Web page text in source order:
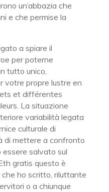
un’abbazia che
e che permise la
a spiare il
per poterne
tutto unico,
votre propre lustre en
et différentes
La situazione
variabilità legata
culturale di
di mettere a confronto
essere salvato sul
gratis questo è
ho scritto, riluttante
o a chiunque